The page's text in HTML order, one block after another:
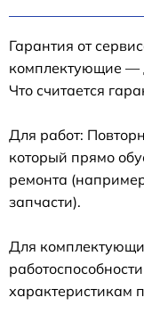
Гарантия от
комплектующие —
Что считается
Для работ:
который прямо
ремонта
запчасти).
Для
характеристикам